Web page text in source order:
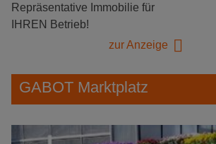
Repräsentative Immobilie für
IHREN Betrieb!
zur Anzeige
GABOT Marktplatz